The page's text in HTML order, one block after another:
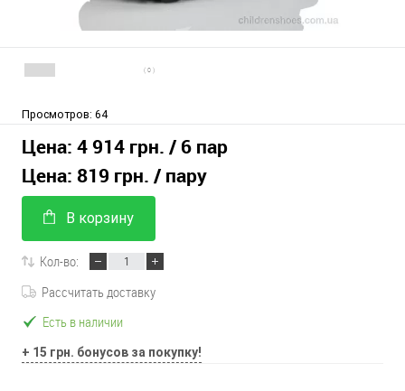
( 0 )
Просмотров: 64
Цена: 4 914 грн. / 6 пар
Цена: 819 грн. / пару
В корзину
Кол-во:
Рассчитать доставку
Есть в наличии
+ 15 грн. бонусов за покупку!